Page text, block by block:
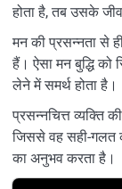
होता है, तब उसके
मन की प्रसन्नता से
हैं। ऐसा मन बुद्धि को
लेने में समर्थ होता है।
प्रसन्नचित्त व्यक्ति
जिससे वह सही-गलत
का अनुभव करता है।